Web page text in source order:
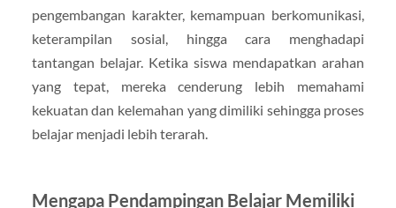
pengembangan karakter, kemampuan berkomunikasi,
keterampilan sosial, hingga cara menghadapi
tantangan belajar. Ketika siswa mendapatkan arahan
yang tepat, mereka cenderung lebih memahami
kekuatan dan kelemahan yang dimiliki sehingga proses
belajar menjadi lebih terarah.
Mengapa Pendampingan Belajar Memiliki